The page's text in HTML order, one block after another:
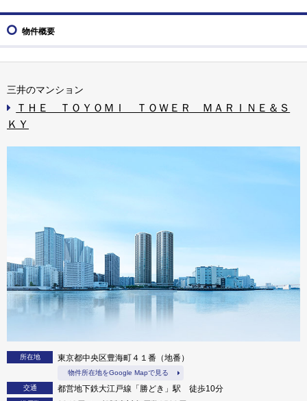
物件概要
三井のマンション
ＴＨＥ ＴＯＹＯＭＩ ＴＯＷＥＲ ＭＡＲＩＮＥ＆Ｓ
ＫＹ
所在地 東京都中央区豊海町４１番（地番）
物件所在地をGoogle Mapで見る
交通
都営地下鉄大江戸線「勝どき」駅 徒歩10分